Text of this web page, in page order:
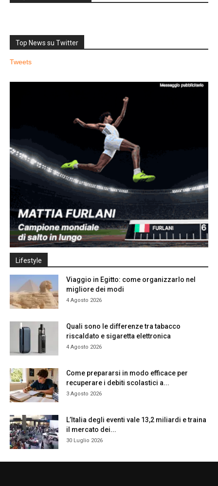
Top News su Twitter
Tweets
Lifestyle
Viaggio in Egitto: come organizzarlo nel
migliore dei modi
4 Agosto 2026
Quali sono le differenze tra tabacco
riscaldato e sigaretta elettronica
4 Agosto 2026
Come prepararsi in modo efficace per
recuperare i debiti scolastici a...
3 Agosto 2026
L’Italia degli eventi vale 13,2 miliardi e traina
il mercato dei...
30 Luglio 2026